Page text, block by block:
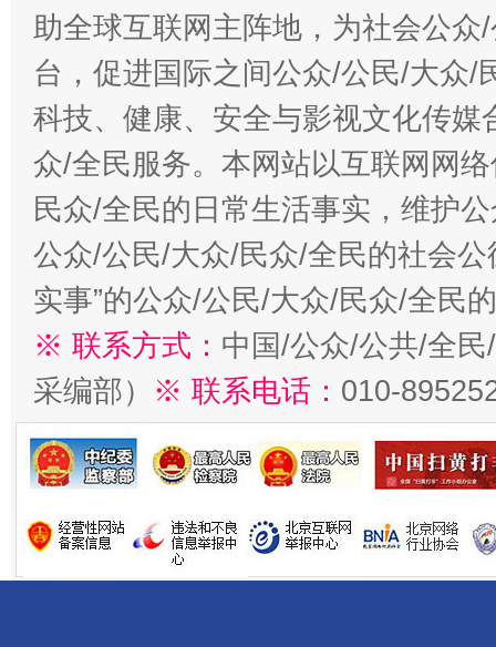
助全球互联网主阵地，为社会公
台，促进国际之间公众/公民/大众/
科技、健康、安全与影视文化传
众/全民服务。本网站以互联网网
民众/全民的日常生活事实，维护
公众/公民/大众/民众/全民的社会公
实事”的公众/公民/大众/民众/全民
※ 联系方式： 中国/公众/公共/全
采编部） ※ 联系电话： 010-